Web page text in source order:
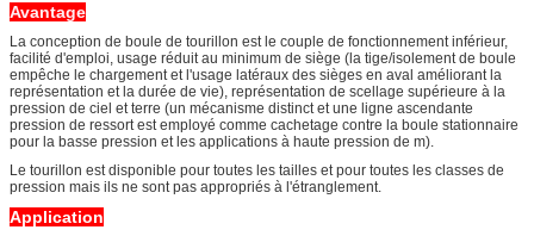
Avantage
La conception de boule de tourillon est le couple de fonctionnement inférieur,
facilité d'emploi, usage réduit au minimum de siège (la tige/isolement de boule
empêche le chargement et l'usage latéraux des sièges en aval améliorant la
représentation et la durée de vie), représentation de scellage supérieure à la
pression de ciel et terre (un mécanisme distinct et une ligne ascendante
pression de ressort est employé comme cachetage contre la boule stationnaire
pour la basse pression et les applications à haute pression de m).
Le tourillon est disponible pour toutes les tailles et pour toutes les classes de
pression mais ils ne sont pas appropriés à l'étranglement.
Application